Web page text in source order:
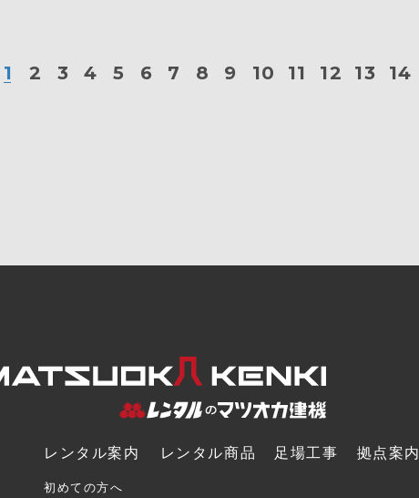
1 2 3 4 5 6 7 8 9 10 11 12 13 14
レンタル案内
初めての方へ
レンタル商品 足場工事 拠点案内